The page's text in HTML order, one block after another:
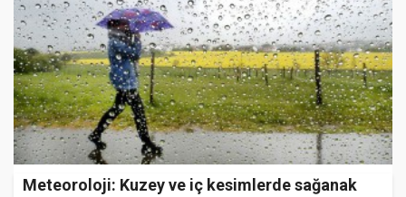
Meteoroloji: Kuzey ve iç kesimlerde sağanak